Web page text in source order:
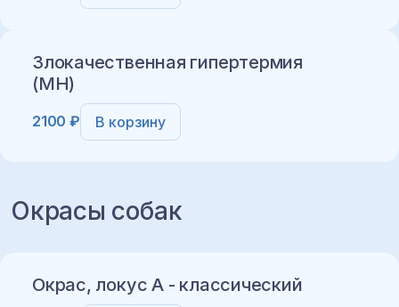
Добавить в корзину
Злокачественная гипертермия
(MH)
2100 ₽ В корзину
Окрасы собак
Окрас, локус A - классический